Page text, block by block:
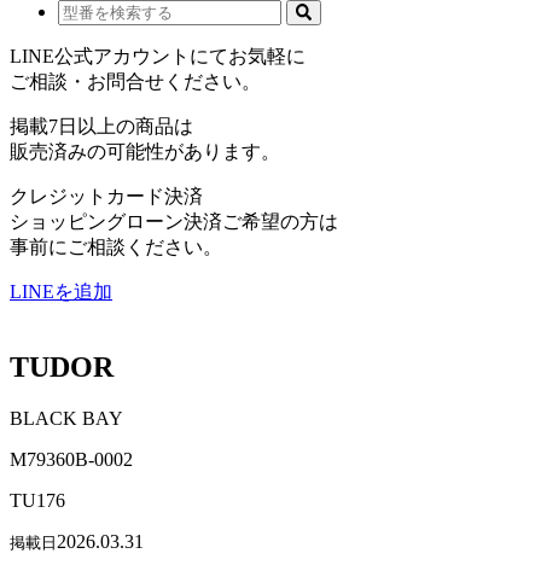
LINE公式アカウントにてお気軽に
ご相談・お問合せください。
掲載7日以上の商品は
販売済みの可能性があります。
クレジットカード決済
ショッピングローン決済ご希望の方は
事前にご相談ください。
LINEを追加
TUDOR
BLACK BAY
M79360B-0002
TU176
掲載日 2026.03.31